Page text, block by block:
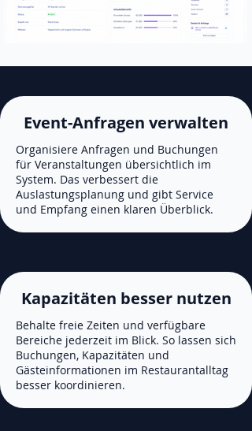
Event-Anfragen verwalten
Organisiere Anfragen und Buchungen
für Veranstaltungen übersichtlich im
System. Das verbessert die
Auslastungsplanung und gibt Service
und Empfang einen klaren Überblick.
Kapazitäten besser nutzen
Behalte freie Zeiten und verfügbare
Bereiche jederzeit im Blick. So lassen sich
Buchungen, Kapazitäten und
Gästeinformationen im Restaurantalltag
besser koordinieren.